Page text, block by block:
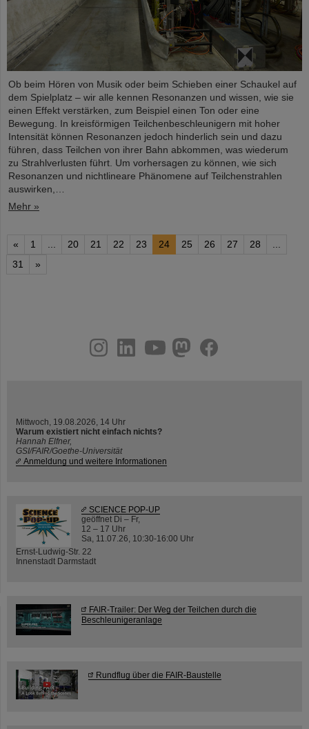
Ob beim Hören von Musik oder beim Schieben einer Schaukel auf
dem Spielplatz – wir alle kennen Resonanzen und wissen, wie sie
einen Effekt verstärken, zum Beispiel einen Ton oder eine
Bewegung. In kreisförmigen Teilchenbeschleunigern mit hoher
Intensität können Resonanzen jedoch hinderlich sein und dazu
führen, dass Teilchen von ihrer Bahn abkommen, was wiederum
zu Strahlverlusten führt. Um vorhersagen zu können, wie sich
Resonanzen und nichtlineare Phänomene auf Teilchenstrahlen
auswirken,…
Mehr »
« 1 20 21 22 23 24 25 26 27 28
31
»
youtube
helmholtz.social
facebook
Mittwoch, 19.08.2026, 14 Uhr
Warum existiert nicht einfach nichts?
Hannah Elfner,
GSI/FAIR/Goethe-Universität
Anmeldung und weitere Informationen
SCIENCE POP-UP
geöffnet Di – Fr,
12 – 17 Uhr
Sa, 11.07.26, 10:30-16:00 Uhr
Ernst-Ludwig-Str. 22
Innenstadt Darmstadt
FAIR-Trailer: Der Weg der Teilchen durch die
Beschleunigeranlage
Rundflug über die FAIR-Baustelle